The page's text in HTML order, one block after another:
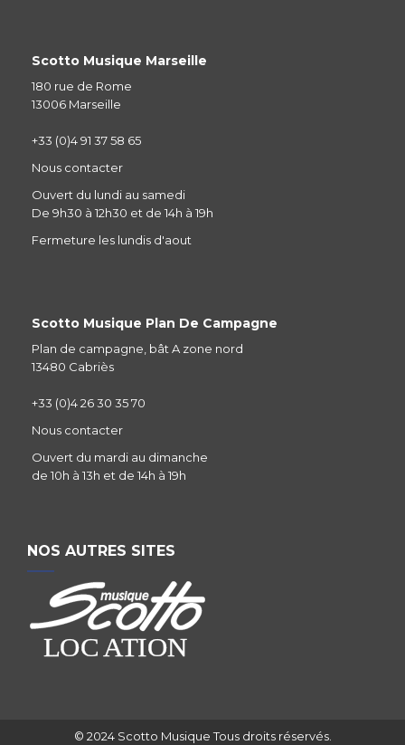
Scotto Musique Marseille
180 rue de Rome
13006 Marseille
+33 (0)4 91 37 58 65
Nous contacter
Ouvert du lundi au samedi
De 9h30 à 12h30 et de 14h à 19h
Fermeture les lundis d'aout
Scotto Musique Plan De Campagne
Plan de campagne, bât A zone nord
13480 Cabriès
+33 (0)4 26 30 35 70
Nous contacter
Ouvert du mardi au dimanche
de 10h à 13h et de 14h à 19h
NOS AUTRES SITES
© 2024 Scotto Musique Tous droits réservés.